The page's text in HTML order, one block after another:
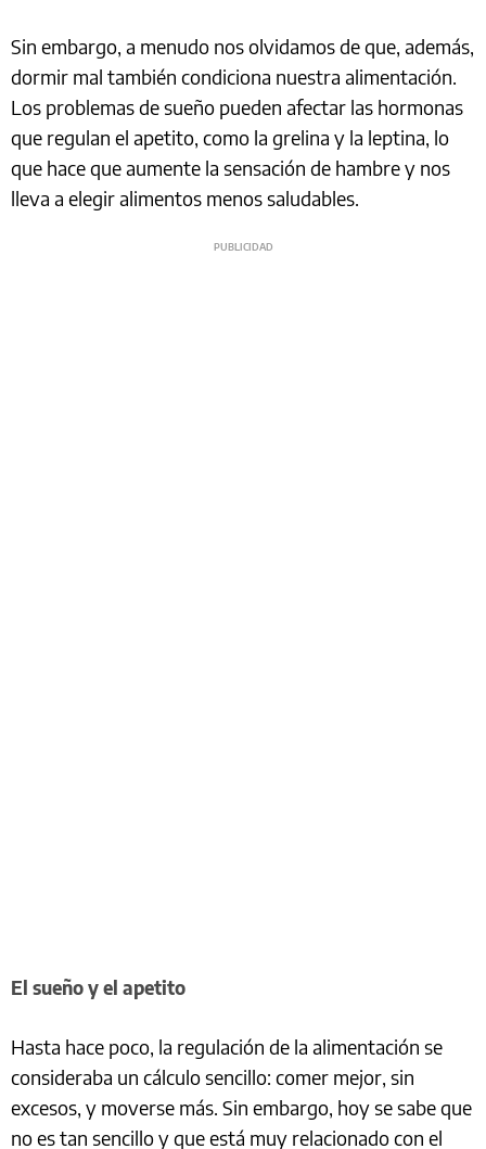
Sin embargo, a menudo nos olvidamos de que, además,
dormir mal también condiciona nuestra alimentación.
Los problemas de sueño pueden afectar las hormonas
que regulan el apetito, como la grelina y la leptina, lo
que hace que aumente la sensación de hambre y nos
lleva a elegir alimentos menos saludables.
El sueño y el apetito
Hasta hace poco, la regulación de la alimentación se
consideraba un cálculo sencillo: comer mejor, sin
excesos, y moverse más. Sin embargo, hoy se sabe que
no es tan sencillo y que está muy relacionado con el